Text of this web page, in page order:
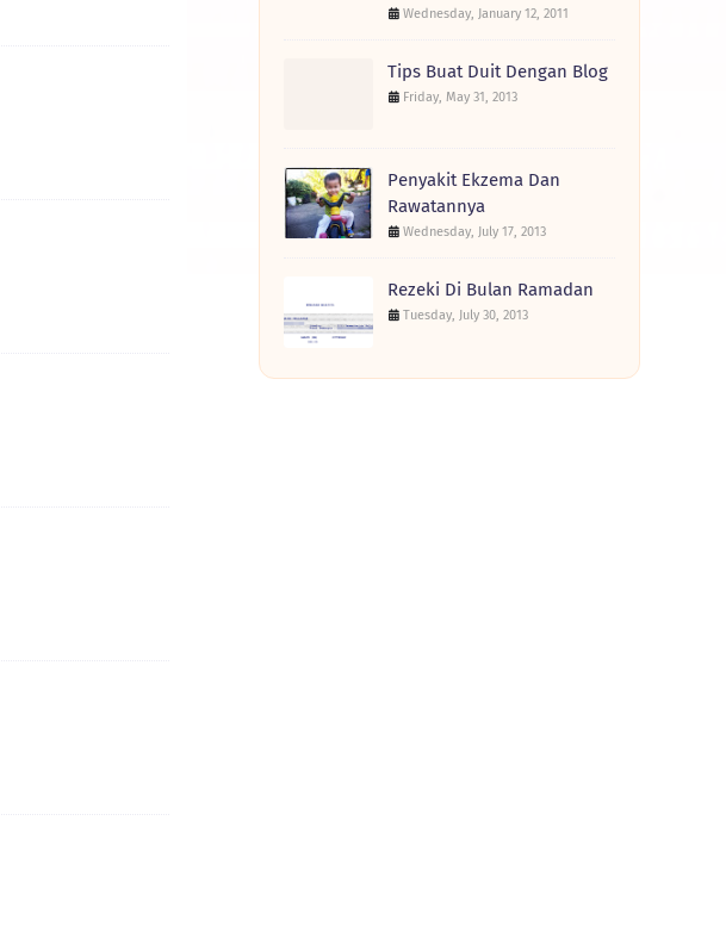
Wednesday, January 12, 2011
Tips Buat Duit Dengan Blog
Friday, May 31, 2013
Penyakit Ekzema Dan
Rawatannya
Wednesday, July 17, 2013
Rezeki Di Bulan Ramadan
Tuesday, July 30, 2013